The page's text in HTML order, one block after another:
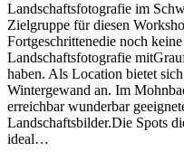
Landschaftsfotografie im
Zielgruppe für diesen
Fortgeschrittenedie noch
Landschaftsfotografie
haben. Als Location bietet
Wintergewand an. Im
erreichbar wunderbar
Landschaftsbilder.Die Spots
ideal…